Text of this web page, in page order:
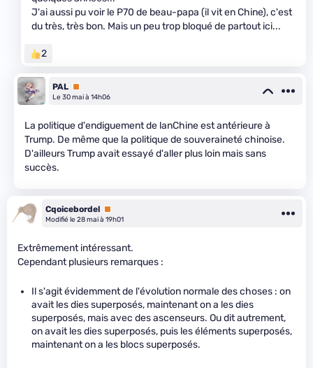
J'ai aussi pu voir le P70 de beau-papa (il vit en Chine), c'est
du très, très bon. Mais un peu trop bloqué de partout ici...
2
PAL Premium
Le 30 mai à 14h06
La politique d'endiguement de lanChine est antérieure à
Trump. De même que la politique de souveraineté chinoise.
D'ailleurs Trump avait essayé d'aller plus loin mais sans
succès.
Cqoicebordel Premium
Modifié le 28 mai à 19h01
Extrêmement intéressant.
Cependant plusieurs remarques :
Il s'agit évidemment de l'évolution normale des choses : on
avait les dies superposés, maintenant on a les dies
superposés, mais avec des ascenseurs. Ou dit autrement,
on avait les dies superposés, puis les éléments superposés,
maintenant on a les blocs superposés.